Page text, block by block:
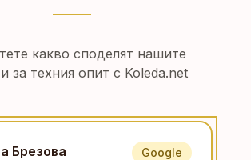
какво споделят нашите
за техния опит с Koleda.net
Брезова Google